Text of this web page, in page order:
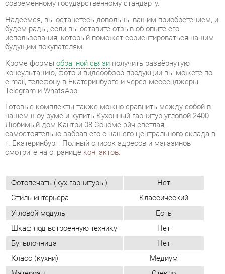
Кроме формыобратной связиполучить развёрнутую
e-mail, телефону в Екатеринбурге и через мессенджеры
Telegram и WhatsApp.
Готовые комплекты также можно сравнить между собой в
Любимый дом Кантри 08 Сономе эйч светлая,
самостоятельно забрав его с нашего центрального склада в
г. Екатеринбург. Полный список адресов и магазинов
смотрите на странице
Фотопечать (кух.гарнитуры)
Нет
Стиль интерьера
Классический
Угловой модуль
Есть
Бутылочница
Нет
Класс (кухни)
Медиум
Материал
Стекло
Цвет
Сономе эйч светлая
Вес упаковок, кг
196.76
Глубина, мм
1356
Ширина, мм
2400